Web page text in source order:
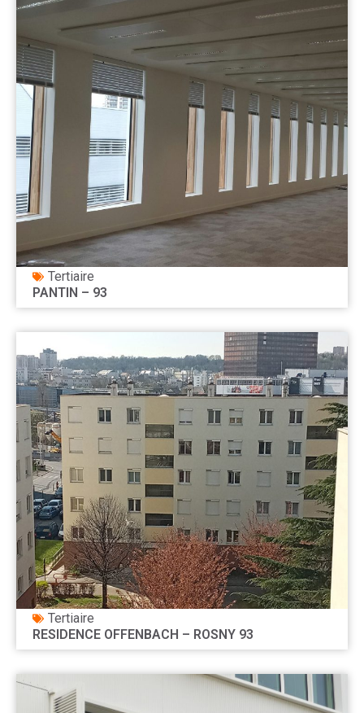
Tertiaire
PANTIN – 93
Tertiaire
RESIDENCE OFFENBACH – ROSNY 93